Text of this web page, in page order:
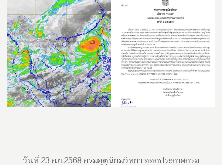
วันที่ 23 ก.ย.2568 กรมอุตุนิยมวิทยา ออกประกาศกรม